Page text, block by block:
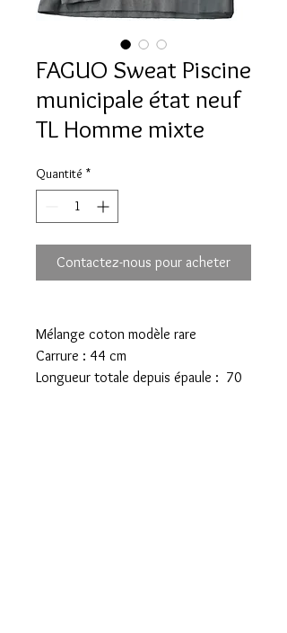
FAGUO Sweat Piscine
municipale état neuf
TL Homme mixte
Quantité *
Contactez-nous pour acheter
Mélange coton modèle rare
Carrure : 44 cm
Longueur totale depuis épaule : 70